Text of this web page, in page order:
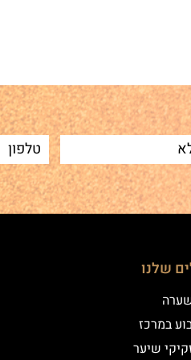
שלנו
במרכז
שיער